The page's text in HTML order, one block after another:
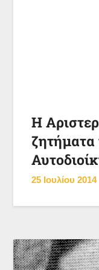
Η
ζητήματα
25 Ιουλίου 2014